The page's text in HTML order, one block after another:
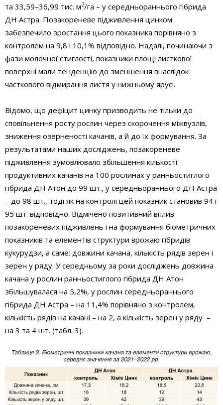
та 33,59–36,99 тис. м2/га – у середньораннього гібрида
ДН Астра. Позакореневе підживлення цинком
забезпечило зростання цього показника порівняно з
контролем на 9,8 і 10,1% відповідно. Надалі, починаючи з
фази молочної стиглості, показники площі листкової
поверхні мали тенденцію до зменшення внаслідок
часткового відмирання листя у нижньому ярусі.
Відомо, що дефіцит цинку призводить не тільки до
сповільнення росту рослин через скорочення міжвузлів,
зниження озерненості качанів, а й до їх формування. За
результатами наших досліджень, позакореневе
підживлення зумовлювало збільшення кількості
продуктивних качанів на 100 рослинах у ранньостиглого
гібрида ДН Атон до 99 шт., у середньораннього ДН Астра
– до 98 шт., тоді як на контролі цей показник становив 94 і
95 шт. відповідно. Відмічено позитивний вплив
позакореневих підживлень і на формування біометричних
показників та елементів структури врожаю гібридів
кукурудзи, а саме: довжини качана, кількість рядів зерен і
зерен у ряду. У середньому за роки досліджень довжина
качана у рослин ранньостиглого гібрида ДН Атон
збільшувалася на 5,2%, у рослин середньораннього
гібрида ДН Астра – на 11,4% порівняно з контролем,
кількість рядів на качані – на 2, а кількість зерен у ряду –
на 3 та 4 шт. (табл. 3).